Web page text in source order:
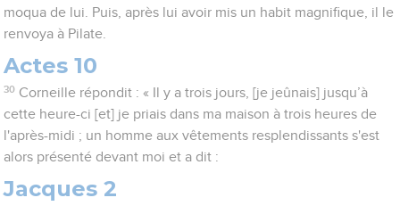
moqua de lui. Puis, après lui avoir mis un habit magnifique, il le
renvoya à Pilate.
Actes 10
30 Corneille répondit : « Il y a trois jours, [je jeûnais] jusqu’à
cette heure-ci [et] je priais dans ma maison à trois heures de
l'après-midi ; un homme aux vêtements resplendissants s'est
alors présenté devant moi et a dit :
Jacques 2